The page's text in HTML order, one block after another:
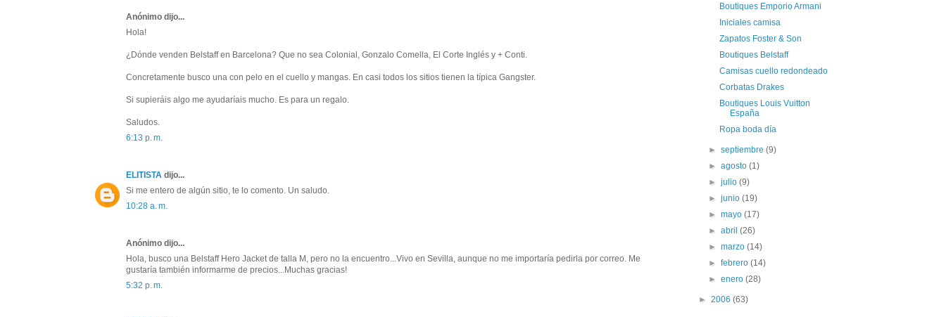
Anónimo dijo...
Hola!
¿Dónde venden Belstaff en Barcelona? Que no sea Colonial, Gonzalo Comella, El Corte Inglés y + Conti.
Concretamente busco una con pelo en el cuello y mangas. En casi todos los sitios tienen la típica Gangster.
Si supieráis algo me ayudaríais mucho. Es para un regalo.
Saludos.
6:13 p. m.
ELITISTA dijo...
Si me entero de algún sitio, te lo comento. Un saludo.
10:28 a. m.
Anónimo dijo...
Hola, busco una Belstaff Hero Jacket de talla M, pero no la encuentro...Vivo en Sevilla, aunque no me importaría pedirla por correo. Me
gustaría también informarme de precios...Muchas gracias!
5:32 p. m.
Boutiques Emporio Armani
Iniciales camisa
Zapatos Foster & Son
Boutiques Belstaff
Camisas cuello redondeado
Corbatas Drakes
Boutiques Louis Vuitton
España
Ropa boda día
►septiembre(9)
►agosto(1)
►julio(9)
►junio(19)
►mayo(17)
►abril(26)
►marzo(14)
►febrero(14)
►enero(28)
► 2006 (63)